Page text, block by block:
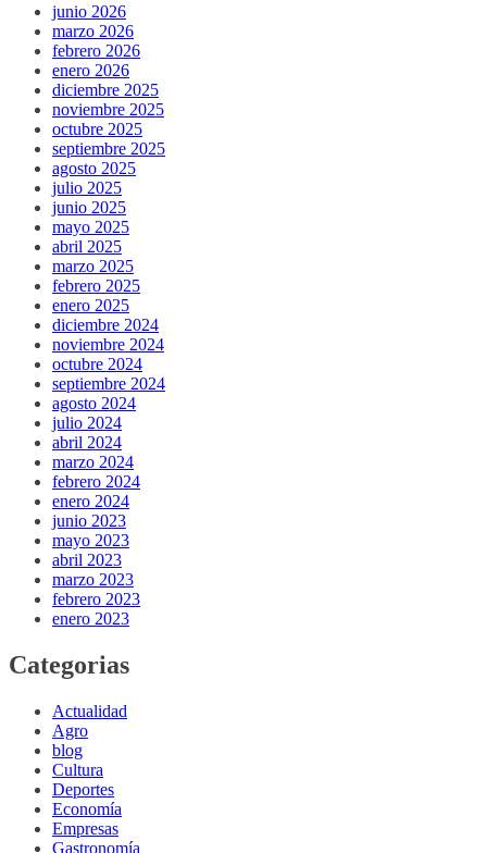
junio 2026
marzo 2026
febrero 2026
enero 2026
diciembre 2025
noviembre 2025
octubre 2025
septiembre 2025
agosto 2025
julio 2025
junio 2025
mayo 2025
abril 2025
marzo 2025
febrero 2025
enero 2025
diciembre 2024
noviembre 2024
octubre 2024
septiembre 2024
agosto 2024
julio 2024
abril 2024
marzo 2024
febrero 2024
enero 2024
junio 2023
mayo 2023
abril 2023
marzo 2023
febrero 2023
enero 2023
Categorias
Actualidad
Agro
blog
Cultura
Deportes
Economía
Empresas
Gastronomía